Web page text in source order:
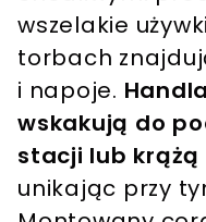
wszelakie
torbach
i napoje.
wskakują do
stacji lub krążą
unikając przy